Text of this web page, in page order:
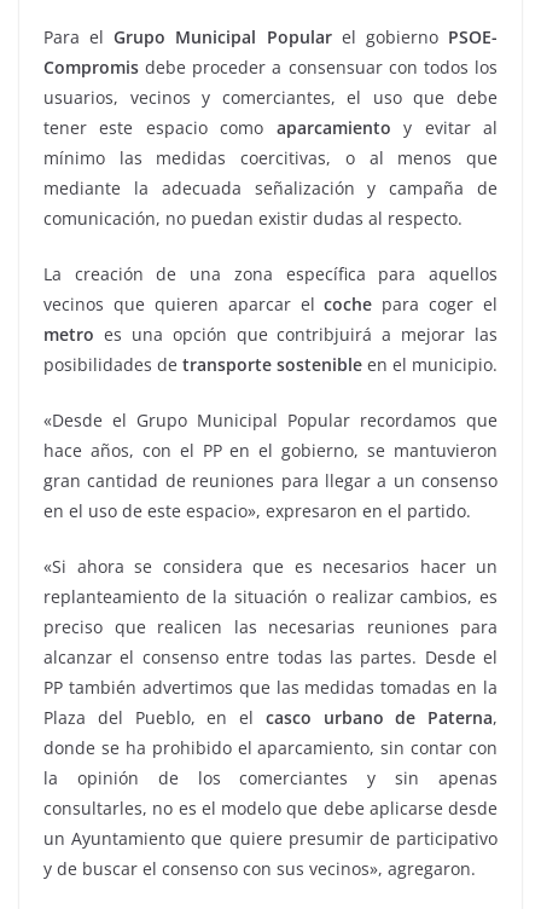
Para elGrupo Municipal Popularel gobierno PSOE-
Compromis debe proceder a consensuar con todos los
usuarios, vecinos y comerciantes, el uso que debe
tener este espacio como aparcamiento y evitar al
mínimo las medidas coercitivas, o al menos que
mediante la adecuada señalización y campaña de
comunicación, no puedan existir dudas al respecto.
La creación de una zona específica para aquellos
vecinos que quieren aparcar elcoche para coger el
metro es una opción que contribjuirá a mejorar las
posibilidades de transporte sostenible en el municipio.
«Desde el Grupo Municipal Popular recordamos que
hace años, con el PP en el gobierno, se mantuvieron
gran cantidad de reuniones para llegar a un consenso
en el uso de este espacio», expresaron en el partido.
«Si ahora se considera que es necesarios hacer un
replanteamiento de la situación o realizar cambios, es
preciso que realicen las necesarias reuniones para
alcanzar el consenso entre todas las partes. Desde el
PP también advertimos que las medidas tomadas en la
Plaza del Pueblo, en el casco urbano de Paterna,
donde se ha prohibido el aparcamiento, sin contar con
la opinión de los comerciantes y sin apenas
consultarles, no es el modelo que debe aplicarse desde
un Ayuntamiento que quiere presumir de participativo
y de buscar el consenso con sus vecinos», agregaron.